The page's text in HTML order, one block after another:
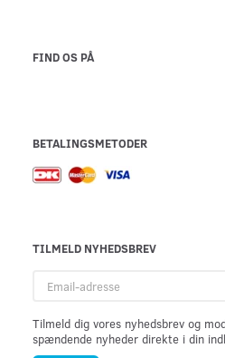
FIND OS PÅ
BETALINGSMETODER
TILMELD NYHEDSBREV
adresse
Tilmeld dig vores nyhedsbrev og
spændende nyheder direkte i din